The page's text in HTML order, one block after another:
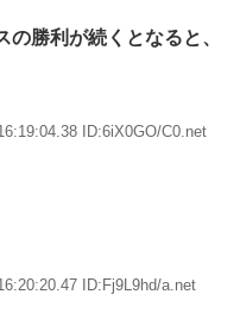
勝利が続くとなると、
ID:6iX0GO/C0.net
ID:Fj9L9hd/a.net